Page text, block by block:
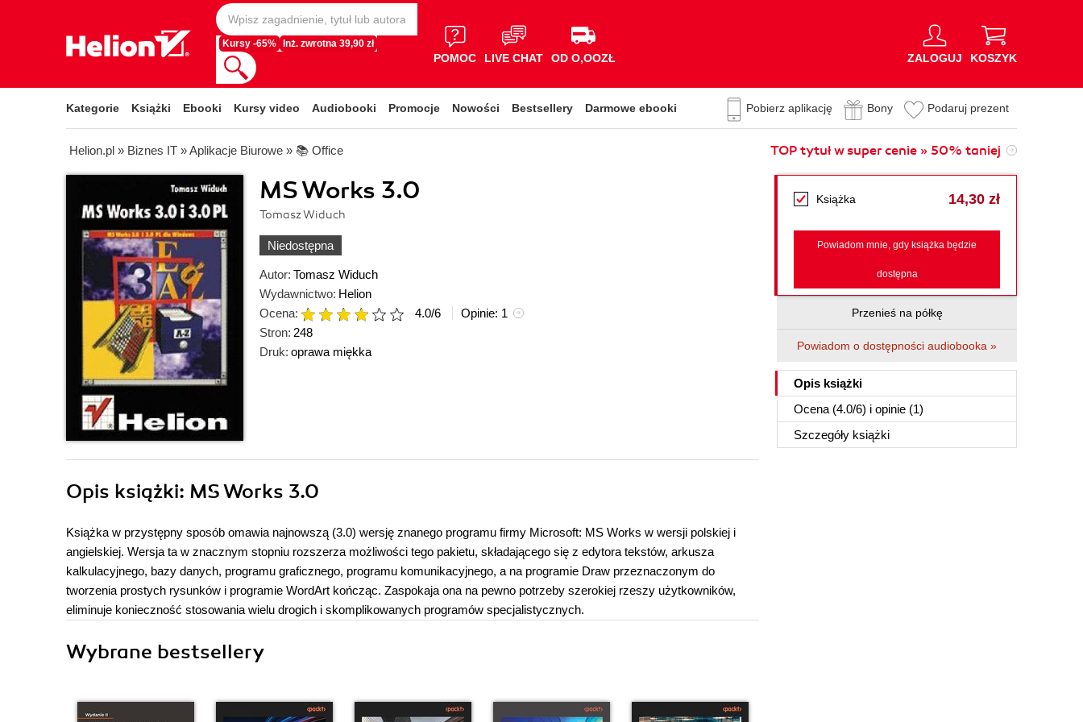
Kursy -65% Inż. zwrotna 39,90 zł
POMOC LIVE CHAT OD O,OOZŁ ZALOGUJ KOSZYK
Kategorie Książki Ebooki Kursy video Audiobooki Promocje Nowości Bestsellery Darmowe ebooki Pobierz aplikację Bony Podaruj prezent
Helion.pl » Biznes IT »Aplikacje Biurowe » 📚 Office TOP tytuł w super cenie » 50% taniej
MS Works 3.0
Tomasz Widuch
Niedostępna
Autor: Tomasz Widuch
Wydawnictwo: Helion
Ocena:
4.0/6 Opinie: 1
Stron: 248
Druk: oprawa miękka
Książka 14,30 zł
Powiadom mnie, gdy książka będzie
dostępna
Przenieś na półkę
Powiadom o dostępności audiobooka »
Opis książki
Ocena (4.0/6) i opinie (1)
Szczegóły książki
Opis książki: MS Works 3.0
Książka w przystępny sposób omawia najnowszą (3.0) wersję znanego programu firmy Microsoft: MS Works w wersji polskiej i
angielskiej. Wersja ta w znacznym stopniu rozszerza możliwości tego pakietu, składającego się z edytora tekstów, arkusza
kalkulacyjnego, bazy danych, programu graficznego, programu komunikacyjnego, a na programie Draw przeznaczonym do
tworzenia prostych rysunków i programie WordArt kończąc. Zaspokaja ona na pewno potrzeby szerokiej rzeszy użytkowników,
eliminuje konieczność stosowania wielu drogich i skomplikowanych programów specjalistycznych.
Wybrane bestsellery